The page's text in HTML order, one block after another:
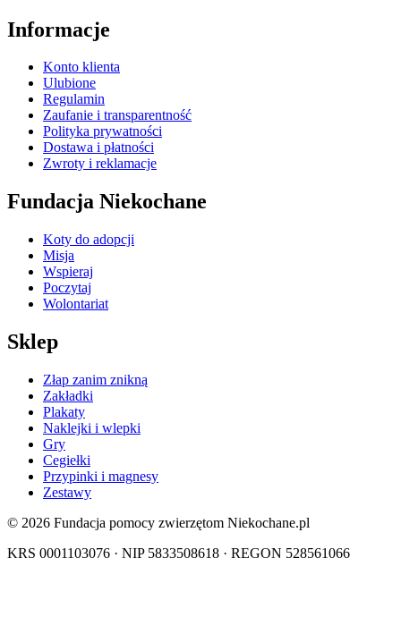
Informacje
Konto klienta
Ulubione
Regulamin
Zaufanie i transparentność
Polityka prywatności
Dostawa i płatności
Zwroty i reklamacje
Fundacja Niekochane
Koty do adopcji
Misja
Wspieraj
Poczytaj
Wolontariat
Sklep
Złap zanim znikną
Zakładki
Plakaty
Naklejki i wlepki
Gry
Cegiełki
Przypinki i magnesy
Zestawy
© 2026 Fundacja pomocy zwierzętom Niekochane.pl
KRS 0001103076 · NIP 5833508618 · REGON 528561066